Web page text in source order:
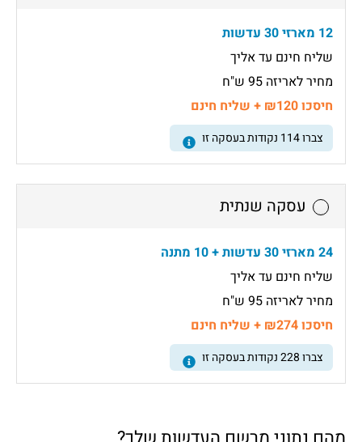
12 מארזי 30 עדשות
שליח חינם עד אליך
מחיר לאריזה 95 ש"ח
חיסכו ₪120 + שליח חינם
צברו114 נקודות בעסקה זו
עסקה שנתית
24 מארזי 30 עדשות + 10 מתנה
שליח חינם עד אליך
מחיר לאריזה 95 ש"ח
חיסכו ₪274 + שליח חינם
צברו228נקודות בעסקה זו